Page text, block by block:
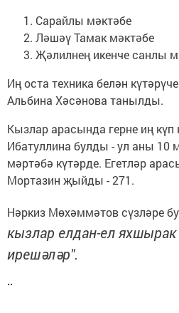
Сарайлы мәктәбе
Ләшәү Тамак мәктәбе
Җәлилнең икенче санлы
Иң оста техника белән
Альбина Хәсәнова танылды.
Кызлар арасында герне иң күп
Ибатуллина булды - ул аны 10
мәртәбә күтәрде. Егетләр
Мортазин җыйды - 271.
Нәркиз Мөхәммәтов сүзләре
кызлар елдан-ел яхшырак
ирешәләр".